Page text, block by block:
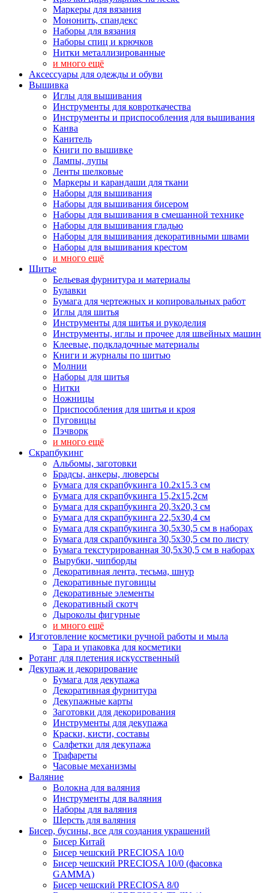
Маркеры для вязания
Мононить, спандекс
Наборы для вязания
Наборы спиц и крючков
Нитки металлизированные
и много ещё
Аксессуары для одежды и обуви
Вышивка
Иглы для вышивания
Инструменты для ковроткачества
Инструменты и приспособления для вышивания
Канва
Канитель
Книги по вышивке
Лампы, лупы
Ленты шелковые
Маркеры и карандаши для ткани
Наборы для вышивания
Наборы для вышивания бисером
Наборы для вышивания в смешанной технике
Наборы для вышивания гладью
Наборы для вышивания декоративными швами
Наборы для вышивания крестом
и много ещё
Шитье
Бельевая фурнитура и материалы
Булавки
Бумага для чертежных и копировальных работ
Иглы для шитья
Инструменты для шитья и рукоделия
Инструменты, иглы и прочее для швейных машин
Клеевые, подкладочные материалы
Книги и журналы по шитью
Молнии
Наборы для шитья
Нитки
Ножницы
Приспособления для шитья и кроя
Пуговицы
Пэчворк
и много ещё
Скрапбукинг
Альбомы, заготовки
Брадсы, анкеры, люверсы
Бумага для скрапбукинга 10.2х15.3 см
Бумага для скрапбукинга 15,2х15,2см
Бумага для скрапбукинга 20,3х20,3 см
Бумага для скрапбукинга 22,5х30,4 см
Бумага для скрапбукинга 30,5х30,5 см в наборах
Бумага для скрапбукинга 30,5х30,5 см по листу
Бумага текстурированная 30,5х30,5 см в наборах
Вырубки, чипборды
Декоративная лента, тесьма, шнур
Декоративные пуговицы
Декоративные элементы
Декоративный скотч
Дыроколы фигурные
и много ещё
Изготовление косметики ручной работы и мыла
Тара и упаковка для косметики
Ротанг для плетения искусственный
Декупаж и декорирование
Бумага для декупажа
Декоративная фурнитура
Декупажные карты
Заготовки для декорирования
Инструменты для декупажа
Краски, кисти, составы
Салфетки для декупажа
Трафареты
Часовые механизмы
Валяние
Волокна для валяния
Инструменты для валяния
Наборы для валяния
Шерсть для валяния
Бисер, бусины, все для создания украшений
Бисер Китай
Бисер чешский PRECIOSA 10/0
Бисер чешский PRECIOSA 10/0 (фасовка
GAMMA)
Бисер чешский PRECIOSA 8/0